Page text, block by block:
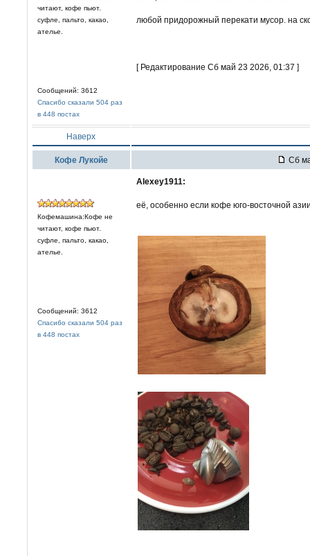
читают, кофе пьют.
суфле, пальто, какао,
ателье.
Сообщений: 3612
Спасибо сказали 504 раз
в 448 постах
любой придорожный перекати мусор. на
[ Редактирование Сб май 23 2026, 01:37 ]
Наверх
Кофе Лукойе Сб
Кофемашина:Кофе не
читают, кофе пьют.
суфле, пальто, какао,
ателье.
Сообщений: 3612
Спасибо сказали 504 раз
в 448 постах
Alexey1911:
её, особенно если кофе юго-восточной